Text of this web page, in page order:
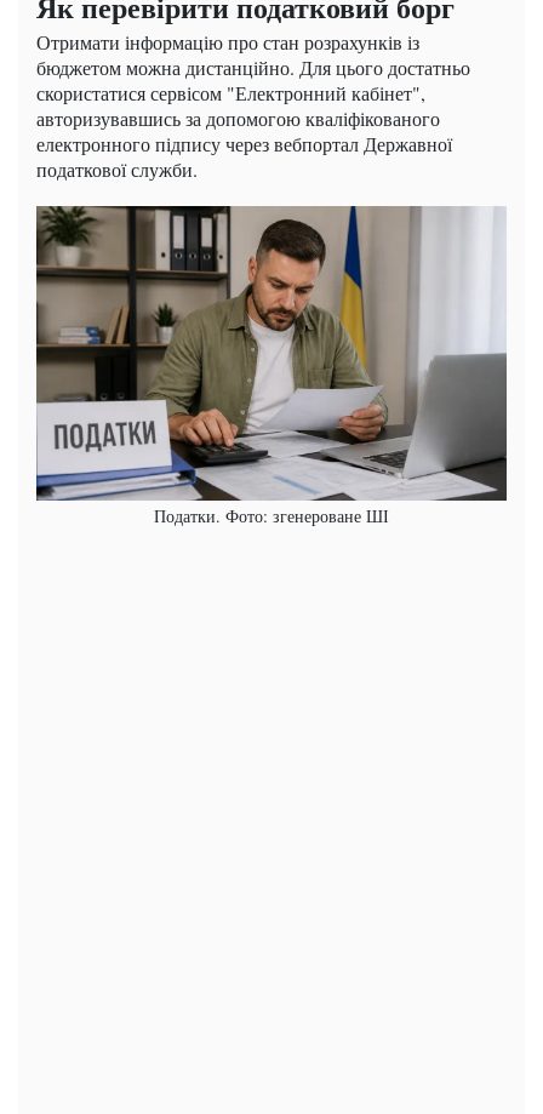
Отримати інформацію про стан розрахунків із
бюджетом можна дистанційно. Для цього достатньо
скористатися сервісом "Електронний кабінет",
авторизувавшись за допомогою кваліфікованого
електронного підпису через вебпортал Державної
податкової служби.
Податки. Фото: згенероване ШІ